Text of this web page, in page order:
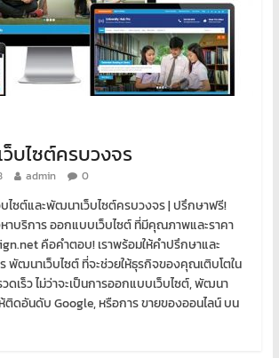
บไซต์ครบวงจร
admin 0
ไซต์และพัฒนาเว็บไซต์ครบวงจร | ปรึกษาฟรี!
บริการ ออกแบบเว็บไซต์ ที่มีคุณภาพและราคา
คือคำตอบ! เราพร้อมให้คำปรึกษาและ
พัฒนาเว็บไซต์ ที่จะช่วยให้ธุรกิจของคุณเติบโตใน
ดเร็ว ไม่ว่าจะเป็นการออกแบบเว็บไซต์, พัฒนา
ห้ติดอันดับ Google, หรือการ ขายของออนไลน์ บน